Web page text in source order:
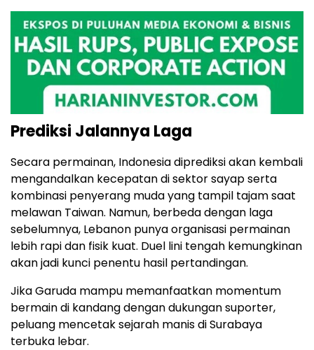
Prediksi Jalannya Laga
Secara permainan, Indonesia diprediksi akan kembali
mengandalkan kecepatan di sektor sayap serta
kombinasi penyerang muda yang tampil tajam saat
melawan Taiwan. Namun, berbeda dengan laga
sebelumnya, Lebanon punya organisasi permainan
lebih rapi dan fisik kuat. Duel lini tengah kemungkinan
akan jadi kunci penentu hasil pertandingan.
Jika Garuda mampu memanfaatkan momentum
bermain di kandang dengan dukungan suporter,
peluang mencetak sejarah manis di Surabaya
terbuka lebar.